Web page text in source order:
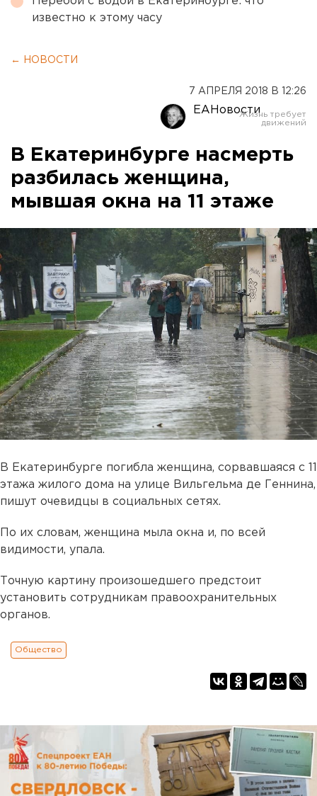
известно к этому часу
← НОВОСТИ
7 АПРЕЛЯ 2018 В 12:26
ЕАНовости
В Екатеринбурге насмерть
разбилась женщина,
мывшая окна на 11 этаже
В Екатеринбурге погибла женщина, сорвавшаяся с 11
этажа жилого дома на улице Вильгельма де Геннина,
пишут очевидцы в социальных сетях.
По их словам, женщина мыла окна и, по всей
видимости, упала.
Точную картину произошедшего предстоит
установить сотрудникам правоохранительных
органов.
Общество